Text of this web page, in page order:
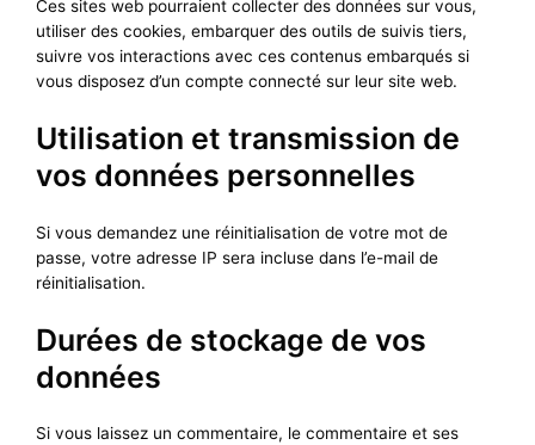
Ces sites web pourraient collecter des données sur vous,
utiliser des cookies, embarquer des outils de suivis tiers,
suivre vos interactions avec ces contenus embarqués si
vous disposez d’un compte connecté sur leur site web.
Utilisation et transmission de
vos données personnelles
Si vous demandez une réinitialisation de votre mot de
passe, votre adresse IP sera incluse dans l’e-mail de
réinitialisation.
Durées de stockage de vos
données
Si vous laissez un commentaire, le commentaire et ses